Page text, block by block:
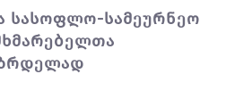
Სასოფლო-Სამეურნეო